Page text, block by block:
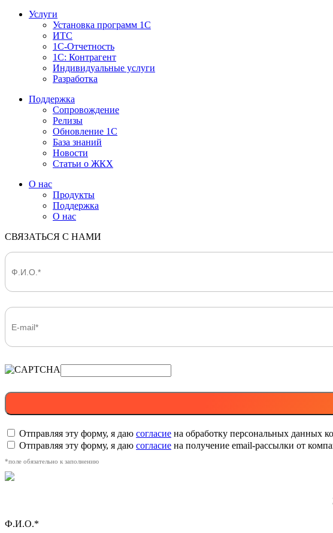
Услуги
Установка программ 1С
ИТС
1С-Отчетность
1С: Контрагент
Индивидуальные услуги
Разработка
Поддержка
Сопровождение
Релизы
Обновление 1С
База знаний
Новости
Статьи о ЖКХ
О нас
Продукты
Поддержка
О нас
СВЯЗАТЬСЯ С НАМИ
Отправляя эту форму, я даю согласие на обработку персональных
Отправляя эту форму, я даю согласие на получение email-рассылки от
*поле обязательно к заполнению
Ф.И.О.*